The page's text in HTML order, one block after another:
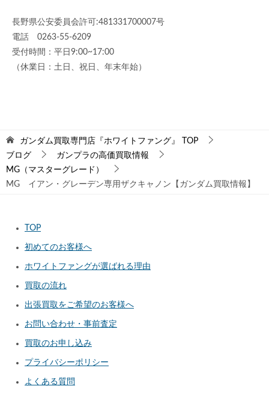
長野県公安委員会許可:481331700007号
電話 0263-55-6209
受付時間：平日9:00~17:00
（休業日：土日、祝日、年末年始）
ガンダム買取専門店『ホワイトファング』
TOP
ブログ
ガンプラの高価買取情報
MG（マスターグレード）
MG イアン・グレーデン専用ザクキャノン【ガンダム買取情報】
TOP
初めてのお客様へ
ホワイトファングが選ばれる理由
買取の流れ
出張買取をご希望のお客様へ
お問い合わせ・事前査定
買取のお申し込み
プライバシーポリシー
よくある質問